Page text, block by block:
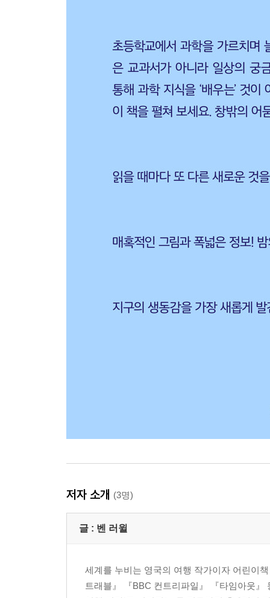
저자 소개 (3명)
글 : 벤 러윌
세계를 누비는 영국의 여행 작가이자 어린이
트래블』 『BBC 컨트리파일』 『타임아웃』